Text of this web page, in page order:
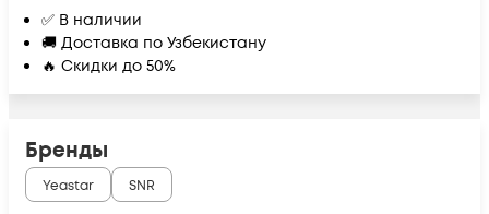
✅ В наличии
🚚 Доставка по Узбекистану
🔥 Скидки до 50%
Бренды
Yeastar SNR